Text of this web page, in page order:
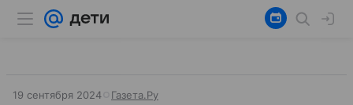
19 сентября 2024 Газета.Ру